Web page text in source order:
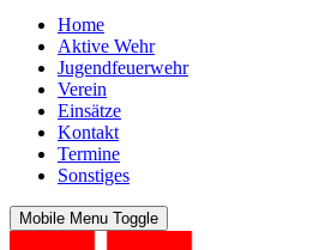
Home
Aktive Wehr
Jugendfeuerwehr
Verein
Einsätze
Kontakt
Termine
Sonstiges
Mobile Menu Toggle